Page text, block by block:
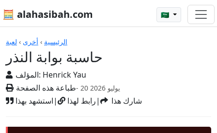
🧮 alahasibah.com 🇸🇦
الرئيسية › أخرى › لعبة
حاسبة بوابة النذر
المؤلف: Henrick Yau
طباعة هذه الصفحة
- 20 يوليو 2026
استشهد بهذا| رابط لهذا| شارك هذا
الآلات الحاسبة